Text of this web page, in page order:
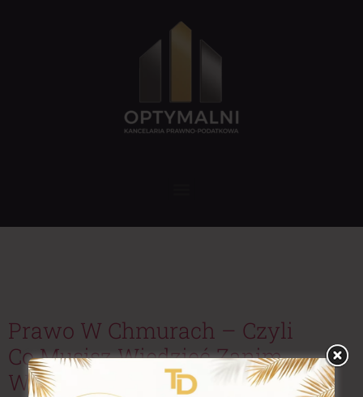
Prawo W Chmurach – Czyli
Co Musisz Wiedzieć Zanim
Wsiądziesz Na Pokład